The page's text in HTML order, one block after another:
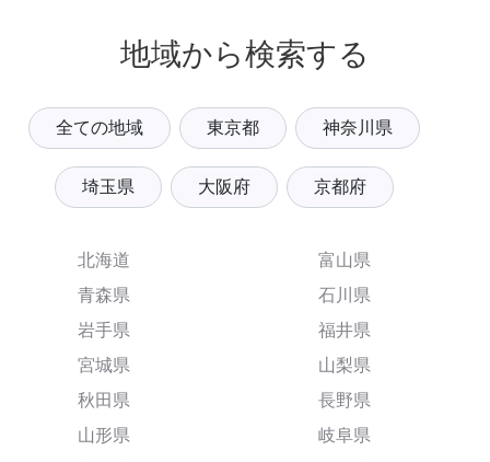
地域から検索する
全ての地域 東京都 神奈川県
埼玉県 大阪府 京都府
北海道
青森県
岩手県
宮城県
秋田県
山形県
富山県
石川県
福井県
山梨県
長野県
岐阜県